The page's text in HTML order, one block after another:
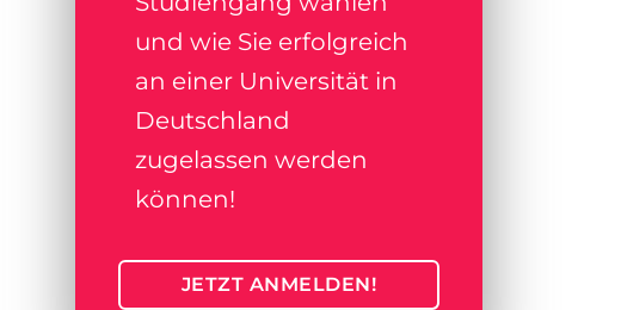
und wie Sie erfolgreich
an einer Universität in
Deutschland
zugelassen werden
können!
JETZT ANMELDEN!